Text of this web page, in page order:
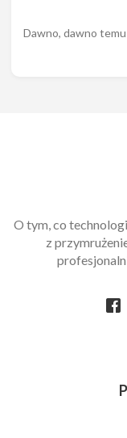
Dawno, dawno
O tym, co
z